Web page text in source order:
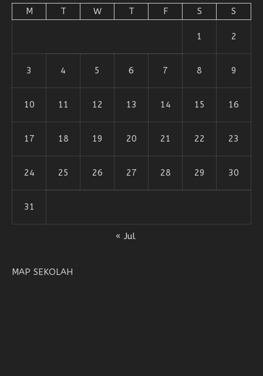
M T W T F S S
1 2
3 4 5 6 7 8 9
10 11 12 13 14 15 16
17 18 19 20 21 22 23
24 25 26 27 28 29 30
31
« Jul
MAP SEKOLAH